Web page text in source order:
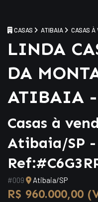
CASAS ATIBAIA CASAS À
LINDA
DA
ATIBAIA -
Casas à
Atibaia/SP
#009 Atibaia/SP
R$ 960.000,00